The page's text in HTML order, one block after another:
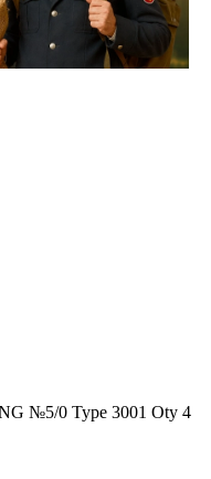
№5/0 Type 3001 Oty 4